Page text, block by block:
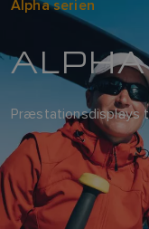
Alpha serien
Præstationsdisplays